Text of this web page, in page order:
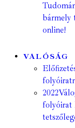
bármely
online!
VALÓSÁG
2022
folyóirat